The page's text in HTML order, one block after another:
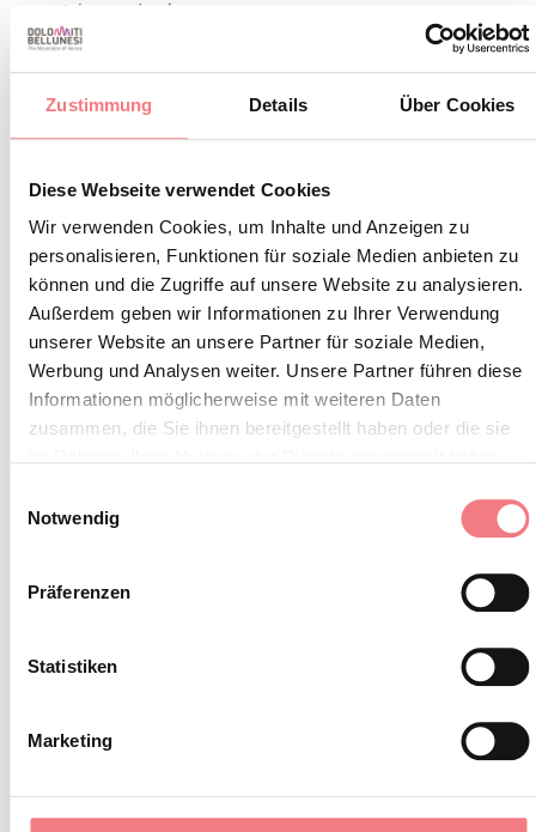
Zustimmung Details Über Cookies
Diese Webseite verwendet Cookies
Wir verwenden Cookies, um Inhalte und Anzeigen zu
personalisieren, Funktionen für soziale Medien anbieten zu
können und die Zugriffe auf unsere Website zu analysieren.
Außerdem geben wir Informationen zu Ihrer Verwendung
unserer Website an unsere Partner für soziale Medien,
Werbung und Analysen weiter. Unsere Partner führen diese
Informationen möglicherweise mit weiteren Daten
zusammen, die Sie ihnen bereitgestellt haben oder die sie
Notwendig
Präferenzen
Statistiken
Marketing
Verpasse nicht die Gelegenheit, erlebe dieses
spannende Abenteuer!!!
Neoprenanzüge in zwei Teilen, Neoprenschuhe,
Gurtzeug, Verbindungselemente, Abseilgerät, Helm mit
GoPro-Befestigung oder Stirnlampe für nächtliche
Ausflüge) und für die Gruppe (Seile, Rucksäcke,
wasserdichtes Erste-Hilfe-Set); außerdem einen
Canyoning-Begleiter/Guide und einen Foto-Video-
Was mitzubringen ist
Wechselkleidungsstück, ein technisches Thermoshirt,
werden dürfen (keine Stiefel, Trekkingschuhe und Flip-
Flops). Bringe bei Bedarf lebenswichtige Medikamente
im Falle von Krankheiten mit. MÖGLICHE MIETUNG VON